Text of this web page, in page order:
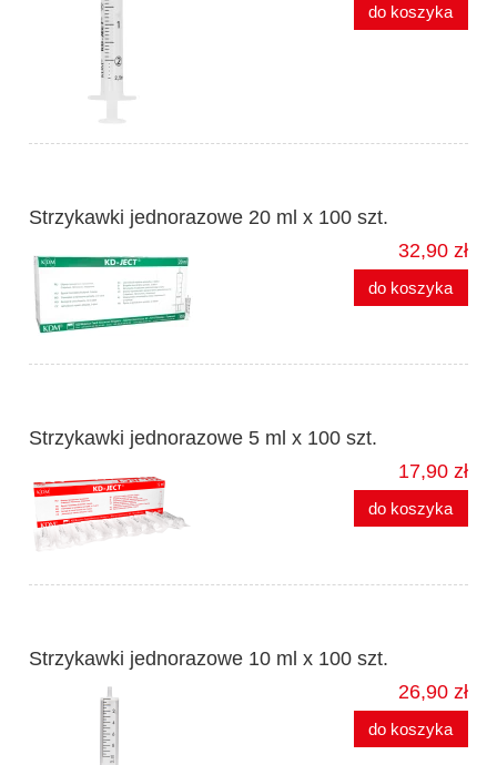
do koszyka
Strzykawki jednorazowe 20 ml x 100 szt.
32,90 zł
do koszyka
Strzykawki jednorazowe 5 ml x 100 szt.
17,90 zł
do koszyka
Strzykawki jednorazowe 10 ml x 100 szt.
26,90 zł
do koszyka